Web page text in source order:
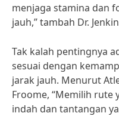
menjaga stamina dan
jauh,” tambah Dr.
Tak kalah pentingnya
sesuai dengan
jarak jauh. Menurut
Froome, “Memilih rute
indah dan tantangan